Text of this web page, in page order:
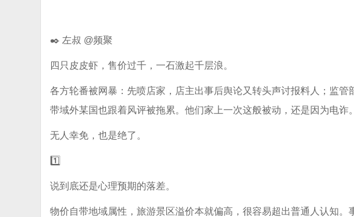
✒️ 左叔 @频聚
四只皮皮虾，售价过千，一石激起千层浪。
各方轮番被网暴：先喷店家，店主出事后舆论又转头声讨报料人；监管
带域外某国也跟着风评被拖累。他们家上一次这般被动，还是因为电诈。
无人幸免，也是绝了。
1️⃣
说到底还是心理预期的落差。
物价自带地域属性，旅游景区溢价本就偏高，很容易超出普通人认知。